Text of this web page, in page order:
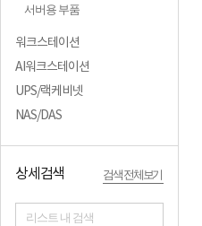
서버용 부품
워크스테이션
AI워크스테이션
UPS/랙케비넷
NAS/DAS
상세검색 검색 전체보기
리스트 내 검색